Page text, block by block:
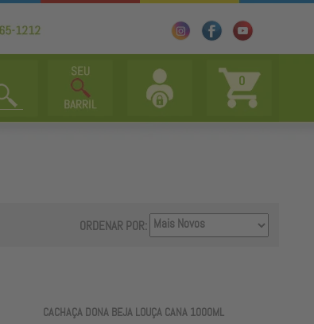
0
ORDENAR POR:
CACHAÇA DONA BEJA LOUÇA CANA 1000ML